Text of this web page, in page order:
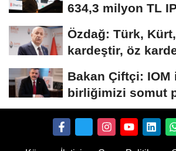
634,3 milyon TL
aktarıldı
Özdağ: Türk,
kardeştir, öz
Bakan Çiftçi: IOM
birliğimizi somut
ileriye taşıyacağız